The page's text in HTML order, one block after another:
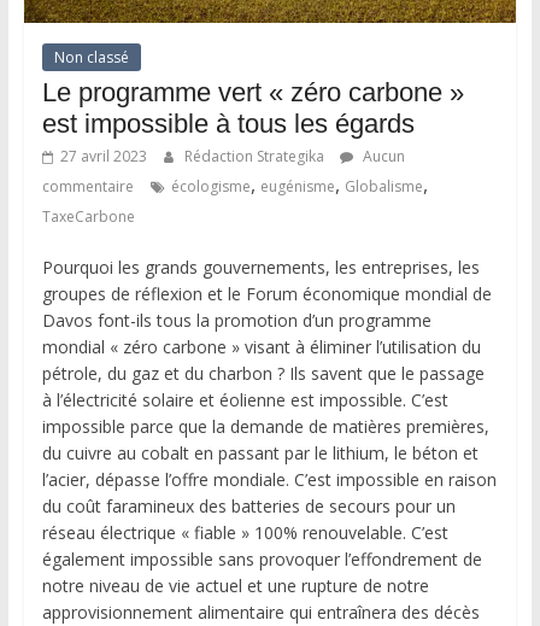
Non classé
Le programme vert « zéro carbone »
est impossible à tous les égards
27 avril 2023 Rédaction Strategika
Aucun
commentaire
écologisme, eugénisme, Globalisme,
TaxeCarbone
Pourquoi les grands gouvernements, les entreprises, les
groupes de réflexion et le Forum économique mondial de
Davos font-ils tous la promotion d’un programme
mondial « zéro carbone » visant à éliminer l’utilisation du
pétrole, du gaz et du charbon ? Ils savent que le passage
à l’électricité solaire et éolienne est impossible. C’est
impossible parce que la demande de matières premières,
du cuivre au cobalt en passant par le lithium, le béton et
l’acier, dépasse l’offre mondiale. C’est impossible en raison
du coût faramineux des batteries de secours pour un
réseau électrique « fiable » 100% renouvelable. C’est
également impossible sans provoquer l’effondrement de
notre niveau de vie actuel et une rupture de notre
approvisionnement alimentaire qui entraînera des décès